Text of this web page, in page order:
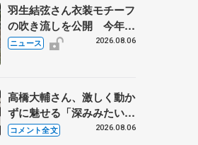
羽生結弦さん衣装モチーフ
の吹き流しを公開 今年は
「春よ、来い」、仙台の瑞
ニュース 2026.08.06
高橋大輔さん、激しく動か
ずに魅せる「深みみたいな
ものは出てきている？」
コメント全文 2026.08.06